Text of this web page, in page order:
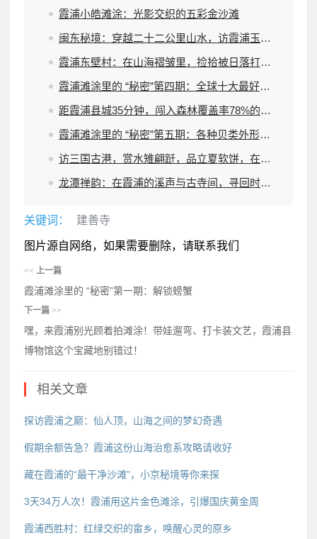
霞浦小皓滩涂：光影交织的五彩金沙滩
闽东秘境：穿越二十二公里山水，访霞浦玉山古村与七佛城
霞浦东壁村：在山海褶皱里，捡拾被日落打湿的时光
霞浦滩涂里的 “秘密”第四期：全球十大最好吃的虾
距霞浦县城35分钟，闯入森林覆盖率78%的涌山村，睡进天然氧吧里！
霞浦滩涂里的 “秘密”第五期：各种贝类外形特征
访三国古港，赏水雉翩跹，品立夏软饼，在霞浦古县村遇见山海与千年。
龙潭禅韵：在霞浦的溪声与古寺间，寻回时光的静谧
关键词： 建善寺
图片源自网络，如果需要删除，请联系我们
<< 上一篇
霞浦滩涂里的 “秘密”第一期：解锁螃蟹
下一篇 >>
嘿，来霞浦别光顾着拍滩涂！带娃遛弯、打卡装文艺，霞浦县
博物馆这个宝藏地别错过！
相关文章
探访霞浦之巅：仙人顶，山海之间的梦幻奇遇
假期余额告急？霞浦这份山海治愈系攻略请收好
藏在霞浦的“最干净沙滩”，小京秘境等你来探
3天34万人次！霞浦用这片金色滩涂，引爆国庆黄金周
霞浦西胜村：红绿交织的畲乡，唤醒心灵的原乡